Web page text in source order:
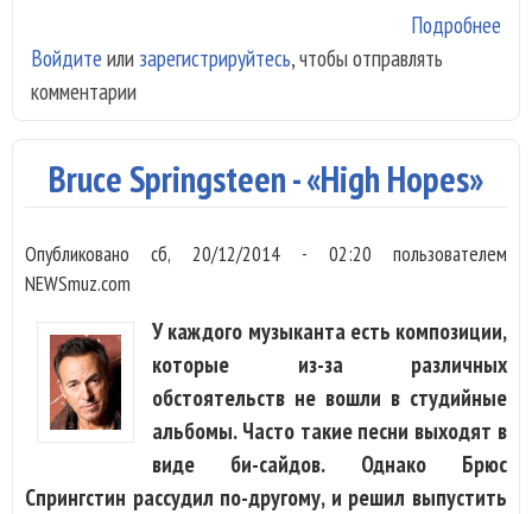
Подробнее
Войдите или зарегистрируйтесь, чтобы отправлять
комментарии
Bruce Springsteen - «High Hopes»
Опубликованосб, 20/12/2014 - 02:20 пользователем
NEWSmuz.com
У каждого музыканта есть композиции,
которые из-за различных
обстоятельств не вошли в студийные
альбомы. Часто такие песни выходят в
виде би-сайдов. Однако Брюс
Спрингстин рассудил по-другому, и решил выпустить